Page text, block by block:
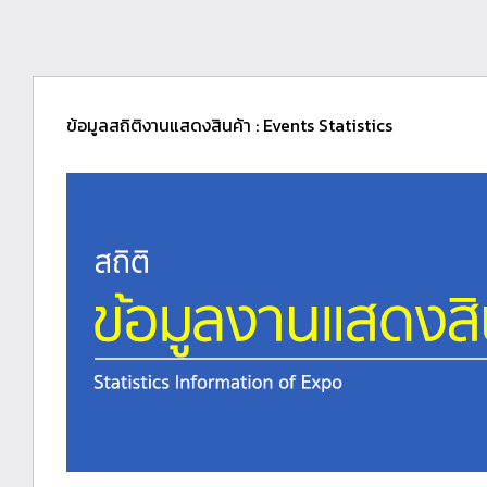
ข้อมูลสถิติงานแสดงสินค้า : Events Statistics